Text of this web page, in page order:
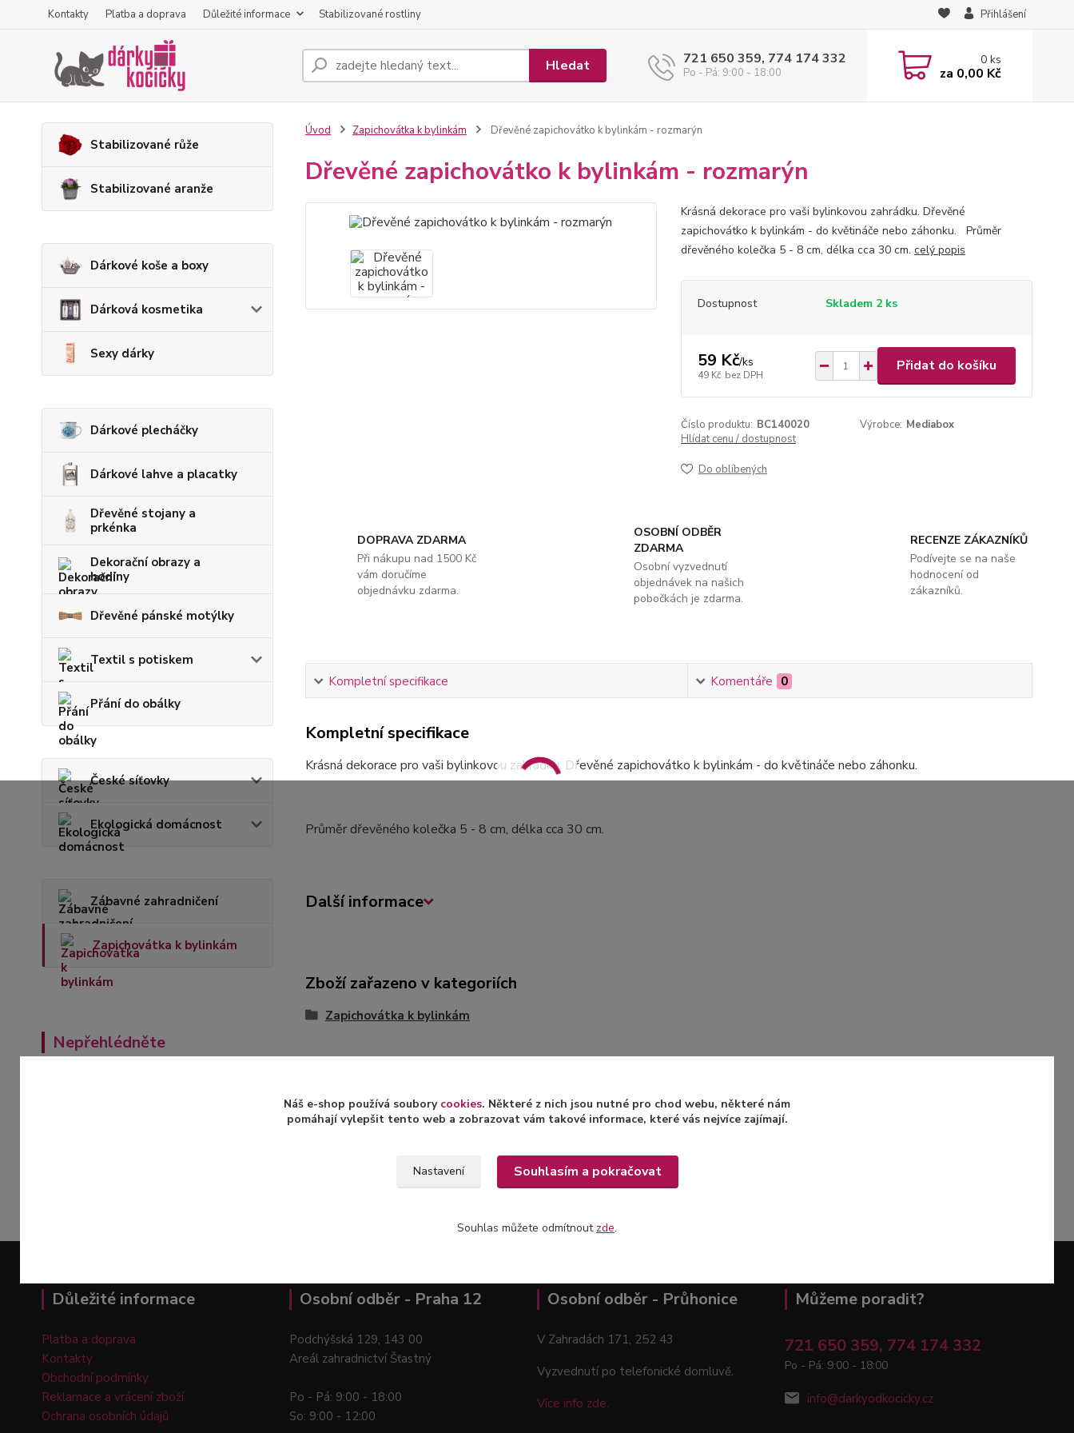
Kontakty Platba a doprava Důležité informace Stabilizované rostliny Přihlášení
Hledat 721 650 359, 774 174 332
Po - Pá: 9:00 - 18:00
0ks
za 0,00 Kč
Stabilizované růže
Stabilizované aranže
Dárkové koše a boxy
Dárková kosmetika
Sexy dárky
Dárkové plecháčky
Dárkové lahve a placatky
Dřevěné stojany a
prkénka
Dekorační obrazy a
hodiny
Dřevěné pánské motýlky
Textil s potiskem
Přání do obálky
České síťovky
Ekologická domácnost
Zábavné zahradničení
Zapichovátka k bylinkám
Nepřehlédněte
Úvod Zapichovátka k bylinkám Dřevěné zapichovátko k bylinkám - rozmarýn
Dřevěné zapichovátko k bylinkám - rozmarýn
Krásná dekorace pro vaši bylinkovou zahrádku. Dřevěné
zapichovátko k bylinkám - do květináče nebo záhonku. Průměr
dřevěného kolečka 5 - 8 cm, délka cca 30 cm. celý popis
Dostupnost Skladem 2 ks
59 Kč/ks
49 Kč bez DPH
Přidat do košíku
Číslo produktu: BC140020 Výrobce: Mediabox
Hlídat cenu / dostupnost
Do oblíbených
DOPRAVA ZDARMA
Při nákupu nad 1500 Kč
vám doručíme
objednávku zdarma.
OSOBNÍ ODBĚR
ZDARMA
Osobní vyzvednutí
objednávek na našich
pobočkách je zdarma.
RECENZE ZÁKAZNÍKŮ
Podívejte se na naše
hodnocení od
zákazníků.
Kompletní specifikace Komentáře 0
Kompletní specifikace
Krásná dekorace pro vaši bylinkovou zahrádku. Dřevěné zapichovátko k bylinkám - do květináče nebo záhonku.
Průměr dřevěného kolečka 5 - 8 cm, délka cca 30 cm.
Další informace
Zboží zařazeno v kategoriích
Zapichovátka k bylinkám
Důležité informace
Platba a doprava
Kontakty
Obchodní podmínky
Reklamace a vrácení zboží
Ochrana osobních údajů
Osobní odběr - Praha 12
Podchýšská 129, 143 00
Areál zahradnictví Šťastný
Po - Pá: 9:00 - 18:00
So: 9:00 - 12:00
Osobní odběr - Průhonice
V Zahradách 171, 252 43
Vyzvednutí po telefonické domluvě.
Více info zde.
Můžeme poradit?
721 650 359, 774 174 332
Po - Pá: 9:00 - 18:00
info@darkyodkocicky.cz
Náš e-shop používá soubory cookies. Některé z nich jsou nutné pro chod webu, některé nám
pomáhají vylepšit tento web a zobrazovat vám takové informace, které vás nejvíce zajímají.
Nastavení Souhlasím a pokračovat
Souhlas můžete odmítnout zde.